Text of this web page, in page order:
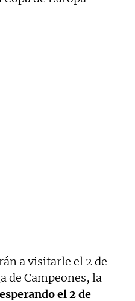
a visitarle el 2 de
de Campeones, la
el 2 de